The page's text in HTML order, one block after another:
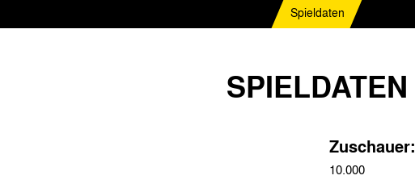
Spieldaten
SPIELDATEN
Zuschauer:
10.000